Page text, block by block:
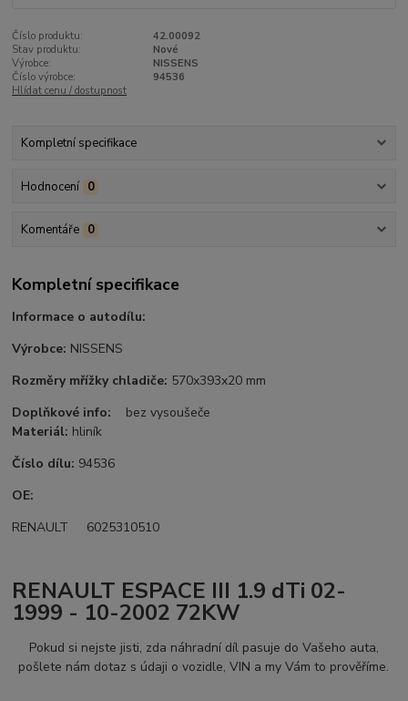
Číslo produktu:
42.00092
Stav produktu:
Nové
Výrobce:
NISSENS
Číslo výrobce:
94536
Hlídat cenu / dostupnost
Kompletní specifikace
Hodnocení 0
Komentáře 0
Kompletní specifikace
Informace o autodílu:
Výrobce: NISSENS
Rozměry mřížky chladiče: 570x393x20 mm
Doplňkové info:
bez vysoušeče
Materiál: hliník
Číslo dílu: 94536
OE:
RENAULT 6025310510
RENAULT ESPACE III 1.9 dTi 02-
1999 - 10-2002 72KW
Pokud si nejste jisti, zda náhradní díl pasuje do Vašeho auta,
pošlete nám dotaz s údaji o vozidle, VIN a my Vám to prověříme.